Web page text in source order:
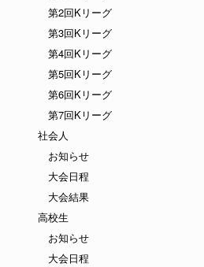
第2回Kリーグ
第3回Kリーグ
第4回Kリーグ
第5回Kリーグ
第6回Kリーグ
第7回Kリーグ
社会人
お知らせ
大会日程
大会結果
高校生
お知らせ
大会日程